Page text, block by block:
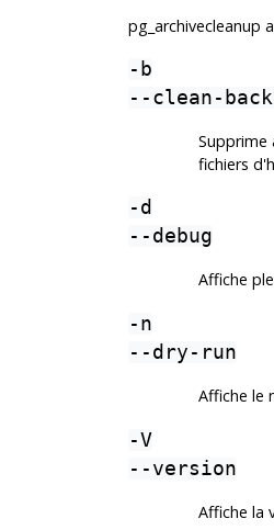
pg_archivecleanup
-b
--clean-
Supprime
fichiers
-d
--debug
Affiche
-n
--dry-run
Affiche le
-V
--version
Affiche la